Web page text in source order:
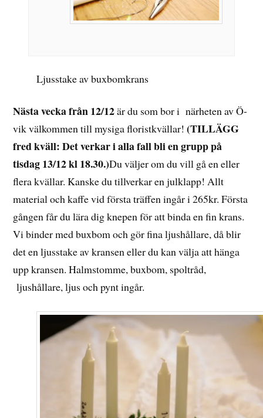
Ljusstake av buxbomkrans
Nästaveckafrån 12/12är du som bor i närheten av Ö-
vik välkommen till mysiga floristkvällar!(TILLÄGG
fred kväll: Det verkar i alla fall bli en grupp på
tisdag 13/12 kl 18.30.)Du väljer om du vill gå en eller
flera kvällar. Kanske du tillverkar en julklapp! Allt
material och kaffe vid första träffen ingår i 265kr. Första
gången får du lära dig knepen för att binda en fin krans.
Vi binder med buxbom och gör fina ljushållare, då blir
det en ljusstake av kransen eller du kan välja att hänga
upp kransen. Halmstomme, buxbom, spoltråd,
ljushållare, ljus och pynt ingår.